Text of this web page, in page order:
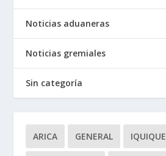
Noticias aduaneras
Noticias gremiales
Sin categoría
ARICA GENERAL IQUIQUE